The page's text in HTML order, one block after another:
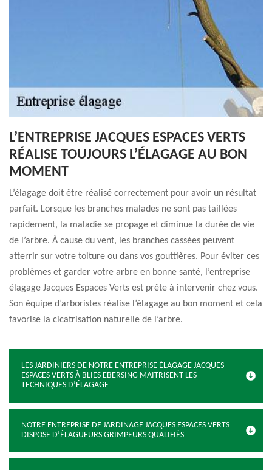
L’ENTREPRISE JACQUES ESPACES VERTS
RÉALISE TOUJOURS L’ÉLAGAGE AU BON
MOMENT
L’élagage doit être réalisé correctement pour avoir un résultat
parfait. Lorsque les branches malades ne sont pas taillées
rapidement, la maladie se propage et diminue la durée de vie
de l’arbre. À cause du vent, les branches cassées peuvent
atterrir sur votre toiture ou dans vos gouttières. Pour éviter ces
problèmes et garder votre arbre en bonne santé, l’entreprise
élagage Jacques Espaces Verts est prête à intervenir chez vous.
Son équipe d’arboristes réalise l’élagage au bon moment et cela
favorise la cicatrisation naturelle de l’arbre.
LES JARDINIERS DE NOTRE ENTREPRISE ÉLAGAGE JACQUES
ESPACES VERTS À BLIES EBERSING MAITRISENT LES
TECHNIQUES D’ÉLAGAGE
NOTRE ENTREPRISE DE JARDINAGE JACQUES ESPACES VERTS
DISPOSE D’ÉLAGUEURS GRIMPEURS QUALIFIÉS